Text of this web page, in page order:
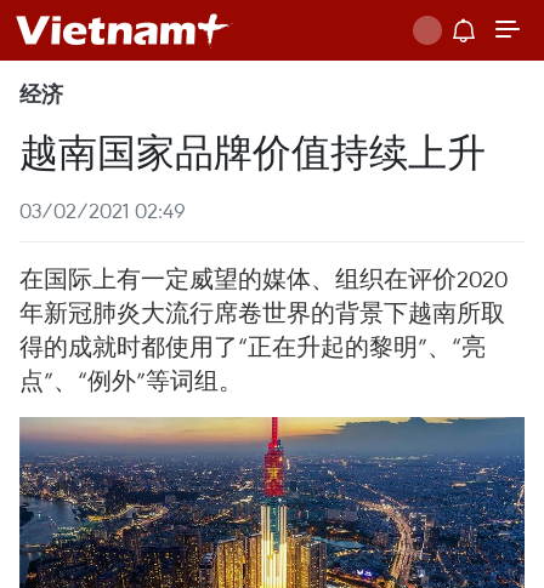
经济
越南国家品牌价值持续上升
03/02/2021 02:49
在国际上有一定威望的媒体、组织在评价2020
年新冠肺炎大流行席卷世界的背景下越南所取
得的成就时都使用了“正在升起的黎明”、“亮
点”、“例外”等词组。